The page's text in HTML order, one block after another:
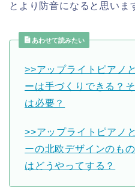
とより防音になると思いま
あわせて読みたい
>>アップライトピアノ
ーは手づくりできる？
は必要？
>>アップライトピアノ
ーの北欧デザインのも
はどうやってする？